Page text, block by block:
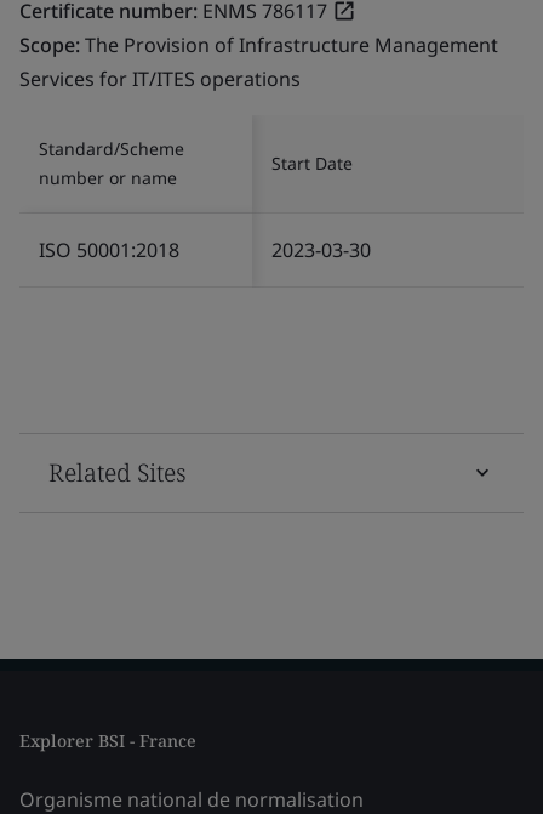
Certificate number: ENMS 786117
Scope:The Provision of Infrastructure Management
Services for IT/ITES operations
Standard/Scheme
number or name
Start Date
ISO 50001:2018 2023-03-30
Related Sites
Explorer BSI - France
Organisme national de normalisation